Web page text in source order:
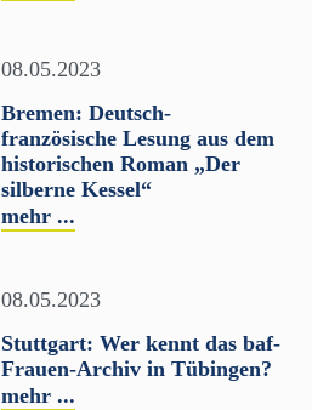
08.05.2023
Bremen: Deutsch-
französische Lesung aus dem
historischen Roman „Der
silberne Kessel“
mehr ...
08.05.2023
Stuttgart: Wer kennt das baf-
Frauen-Archiv in Tübingen?
mehr ...